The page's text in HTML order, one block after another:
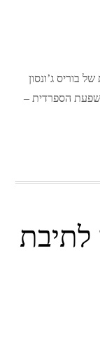
בוריס ג’ונסון
הספרדית –
לתיבת